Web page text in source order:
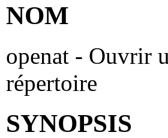
NOM
openat - Ouvrir
répertoire
SYNOPSIS